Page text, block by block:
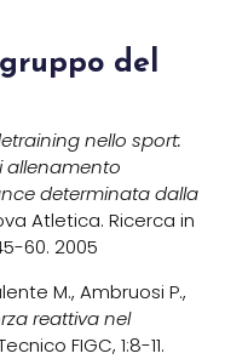
del
nello sport:
allenamento
determinata dalla
Atletica. Ricerca in
60. 2005
M., Ambruosi P.,
reattiva nel
FIGC, 1:8-11.